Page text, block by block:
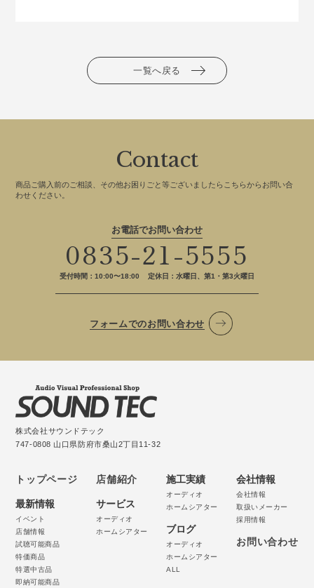
一覧へ戻る
Contact
商品ご購入前のご相談、その他お困りごと等ございましたらこちらからお問い合
わせください。
お電話でお問い合わせ
0835-21-5555
受付時間：10:00〜18:00 定休日：水曜日、第1・第3火曜日
フォームでのお問い合わせ
株式会社サウンドテック
747-0808 山口県防府市桑山2丁目11-32
トップページ
最新情報
イベント
店舗情報
試聴可能商品
特価商品
特選中古品
即納可能商品
店舗紹介
サービス
オーディオ
ホームシアター
施工実績
オーディオ
ホームシアター
ブログ
オーディオ
ホームシアター
ALL
会社情報
会社情報
取扱いメーカー
採用情報
お問い合わせ